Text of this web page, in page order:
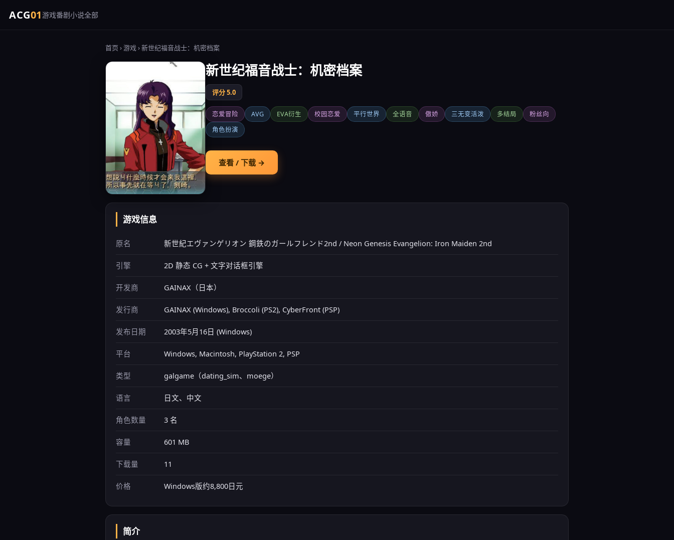
ACG01游戏番剧小说全部
首页 ›游戏› 新世纪福音战士：机密档案
新世纪福音战士：机密档案
评分 5.0
恋爱冒险 AVG EVA衍生 校园恋爱 平行世界 全语音 傲娇 三无变活泼 多结局
粉丝向
角色扮演
查看 / 下载 →
游戏信息
原名 新世紀エヴァンゲリオン 鋼鉄のガールフレンド2nd / Neon Genesis Evangelion: Iron Maiden 2nd
引擎 2D 静态 CG + 文字对话框引擎
开发商 GAINAX（日本）
发行商 GAINAX (Windows), Broccoli (PS2), CyberFront (PSP)
发布日期 2003年5月16日 (Windows)
平台 Windows, Macintosh, PlayStation 2, PSP
类型 galgame（dating_sim、moege）
语言 日文、中文
角色数量 3 名
容量 601 MB
下载量 11
价格 Windows版约8,800日元
简介